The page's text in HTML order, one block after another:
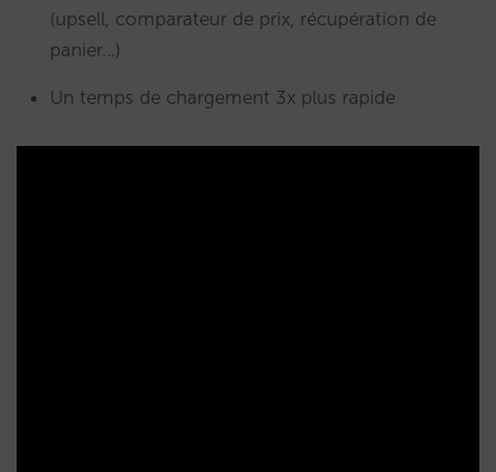
(upsell, comparateur de prix, récupération de
panier…)
Un temps de chargement 3x plus rapide